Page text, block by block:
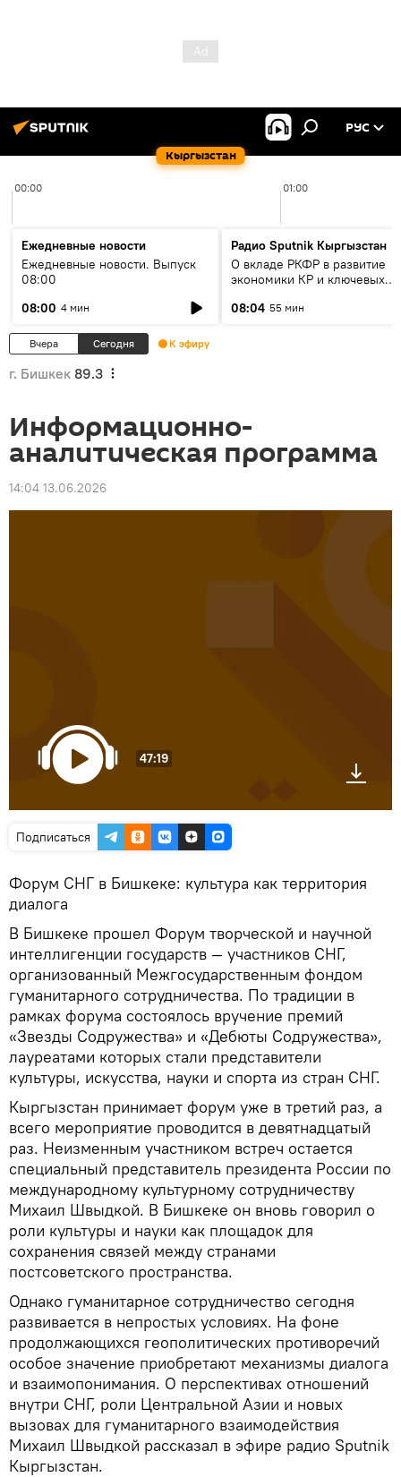
Кыргызстан
РУС
00:00 01:00
Ежедневные новости
Ежедневные новости. Выпуск
08:00
08:00 4 мин
Радио Sputnik Кыргызстан
О вкладе РКФР в развитие
экономики КР и ключевых
08:04 55 мин
Вчера Сегодня К эфиру
г. Бишкек 89.3
Информационно-
аналитическая программа
14:04 13.06.2026
47:19
Подписаться
Форум СНГ в Бишкеке: культура как территория
диалога
В Бишкеке прошел Форум творческой и научной
интеллигенции государств — участников СНГ,
организованный Межгосударственным фондом
гуманитарного сотрудничества. По традиции в
рамках форума состоялось вручение премий
«Звезды Содружества» и «Дебюты Содружества»,
лауреатами которых стали представители
культуры, искусства, науки и спорта из стран СНГ.
Кыргызстан принимает форум уже в третий раз, а
всего мероприятие проводится в девятнадцатый
раз. Неизменным участником встреч остается
специальный представитель президента России по
международному культурному сотрудничеству
Михаил Швыдкой. В Бишкеке он вновь говорил о
роли культуры и науки как площадок для
сохранения связей между странами
постсоветского пространства.
Однако гуманитарное сотрудничество сегодня
развивается в непростых условиях. На фоне
продолжающихся геополитических противоречий
особое значение приобретают механизмы диалога
и взаимопонимания. О перспективах отношений
внутри СНГ, роли Центральной Азии и новых
вызовах для гуманитарного взаимодействия
Михаил Швыдкой рассказал в эфире радио Sputnik
Кыргызстан.